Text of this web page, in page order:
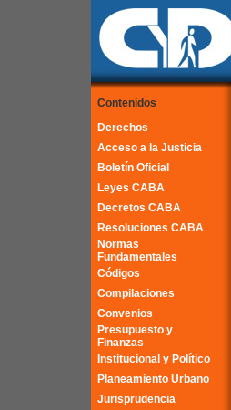
Contenidos
Derechos
Acceso a la Justicia
Boletín Oficial
Leyes CABA
Decretos CABA
Resoluciones CABA
Normas
Fundamentales
Códigos
Compilaciones
Convenios
Presupuesto y
Finanzas
Institucional y Político
Planeamiento Urbano
Jurisprudencia